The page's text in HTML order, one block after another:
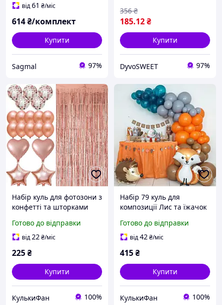
від61 ₴/міс
614₴/комплект
Купити
Sagmal 97%
185.12₴
356 ₴
Купити
DyvoSWEET 97%
Набір куль для фотозони з
конфетті та шторками
Готово до відправки
від22₴/міс
225₴
Купити
КулькиФан 100%
Набір 79 куль для
композиції Лис та їжачок
коричневим
Готово до відправки
від42₴/міс
415₴
Купити
КулькиФан 100%